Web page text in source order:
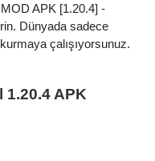
APK [1.20.4] -
Dünyada sadece
çalışıyorsunuz.
APK